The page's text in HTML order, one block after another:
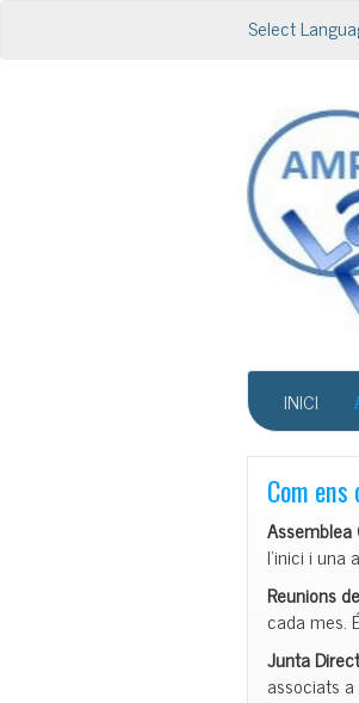
Select
INICI
Com
Assemblea
l’inici i una
Reunions
cada mes.
Junta
associats